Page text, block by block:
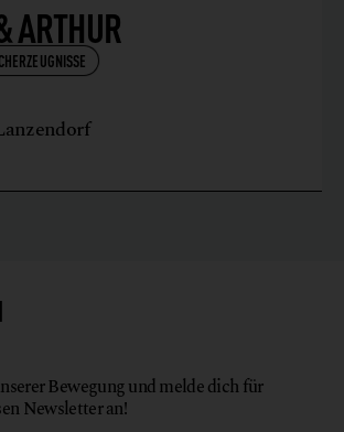
ARTHUR
Bewegung und melde dich für
Newsletter an!